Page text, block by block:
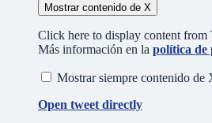
Mostrar contenido de X
Click here to display content from
Más información en la política de
Mostrar siempre contenido de
Open tweet directly